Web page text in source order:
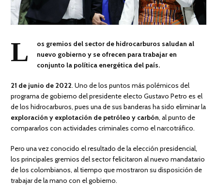
L
os gremios del sector de hidrocarburos saludan al
nuevo gobierno y se ofrecen para trabajar en
conjunto la política energética del país.
21 de junio de 2022. Uno de los puntos más polémicos del
programa de gobierno del presidente electo Gustavo Petro es el
de los hidrocarburos, pues una de sus banderas ha sido eliminar la
exploración y explotación de petróleo y carbón, al punto de
compararlos con actividades criminales como el narcotráfico.
Pero una vez conocido el resultado de la elección presidencial,
los principales gremios del sector felicitaron al nuevo mandatario
de los colombianos, al tiempo que mostraron su disposición de
trabajar de la mano con el gobierno.